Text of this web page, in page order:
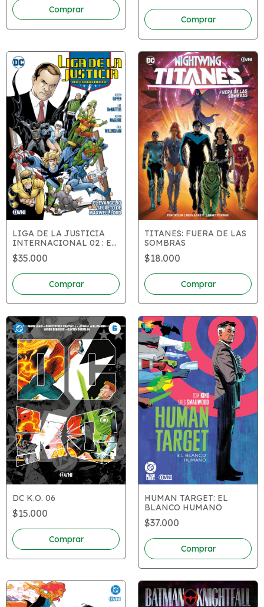
LIGA DE LA JUSTICIA
INTERNACIONAL 02 : EL
EVANGELIO SECRETO DE
MAXWELL LORD
$35.000
TITANES: FUERA DE LAS
SOMBRAS
$18.000
DC K.O. 06
$15.000
HUMAN TARGET: EL
BLANCO HUMANO
$37.000